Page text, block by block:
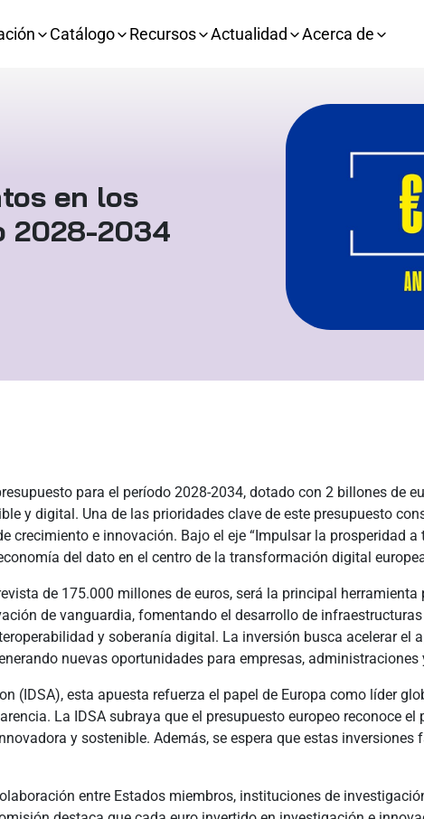
Catálogo Recursos Actualidad Acerca de
en los
2028-2034
para el período 2028-2034, dotado con 2 billones de
y digital. Una de las prioridades clave de este presupuesto
e innovación. Bajo el eje “Impulsar la prosperidad
del dato en el centro de la transformación digital
de 175.000 millones de euros, será la principal
de vanguardia, fomentando el desarrollo de
y soberanía digital. La inversión busca acelerar el
nuevas oportunidades para empresas, administraciones
(IDSA), esta apuesta refuerza el papel de Europa como líder
La IDSA subraya que el presupuesto europeo reconoce
y sostenible. Además, se espera que estas
entre Estados miembros, instituciones de